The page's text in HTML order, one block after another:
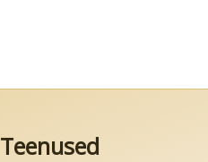
Teenused